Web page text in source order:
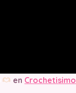
en Crochetisimo